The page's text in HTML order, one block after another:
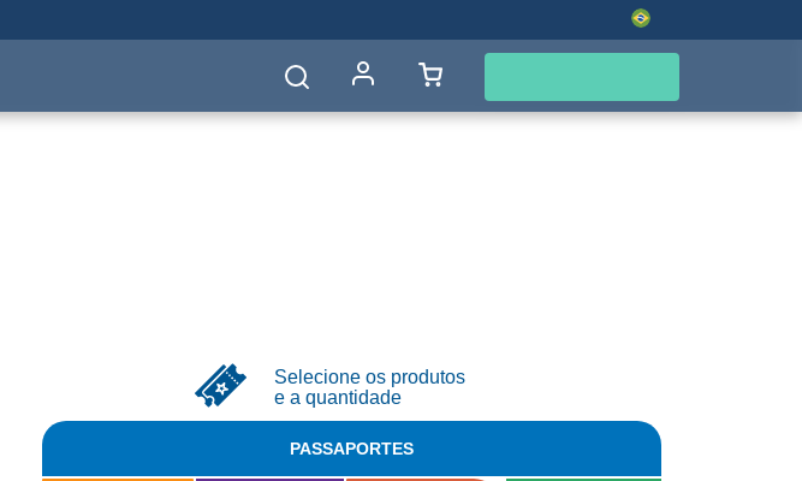
La Leyenda
Selecione os produtos
e a quantidade
PASSAPORTES